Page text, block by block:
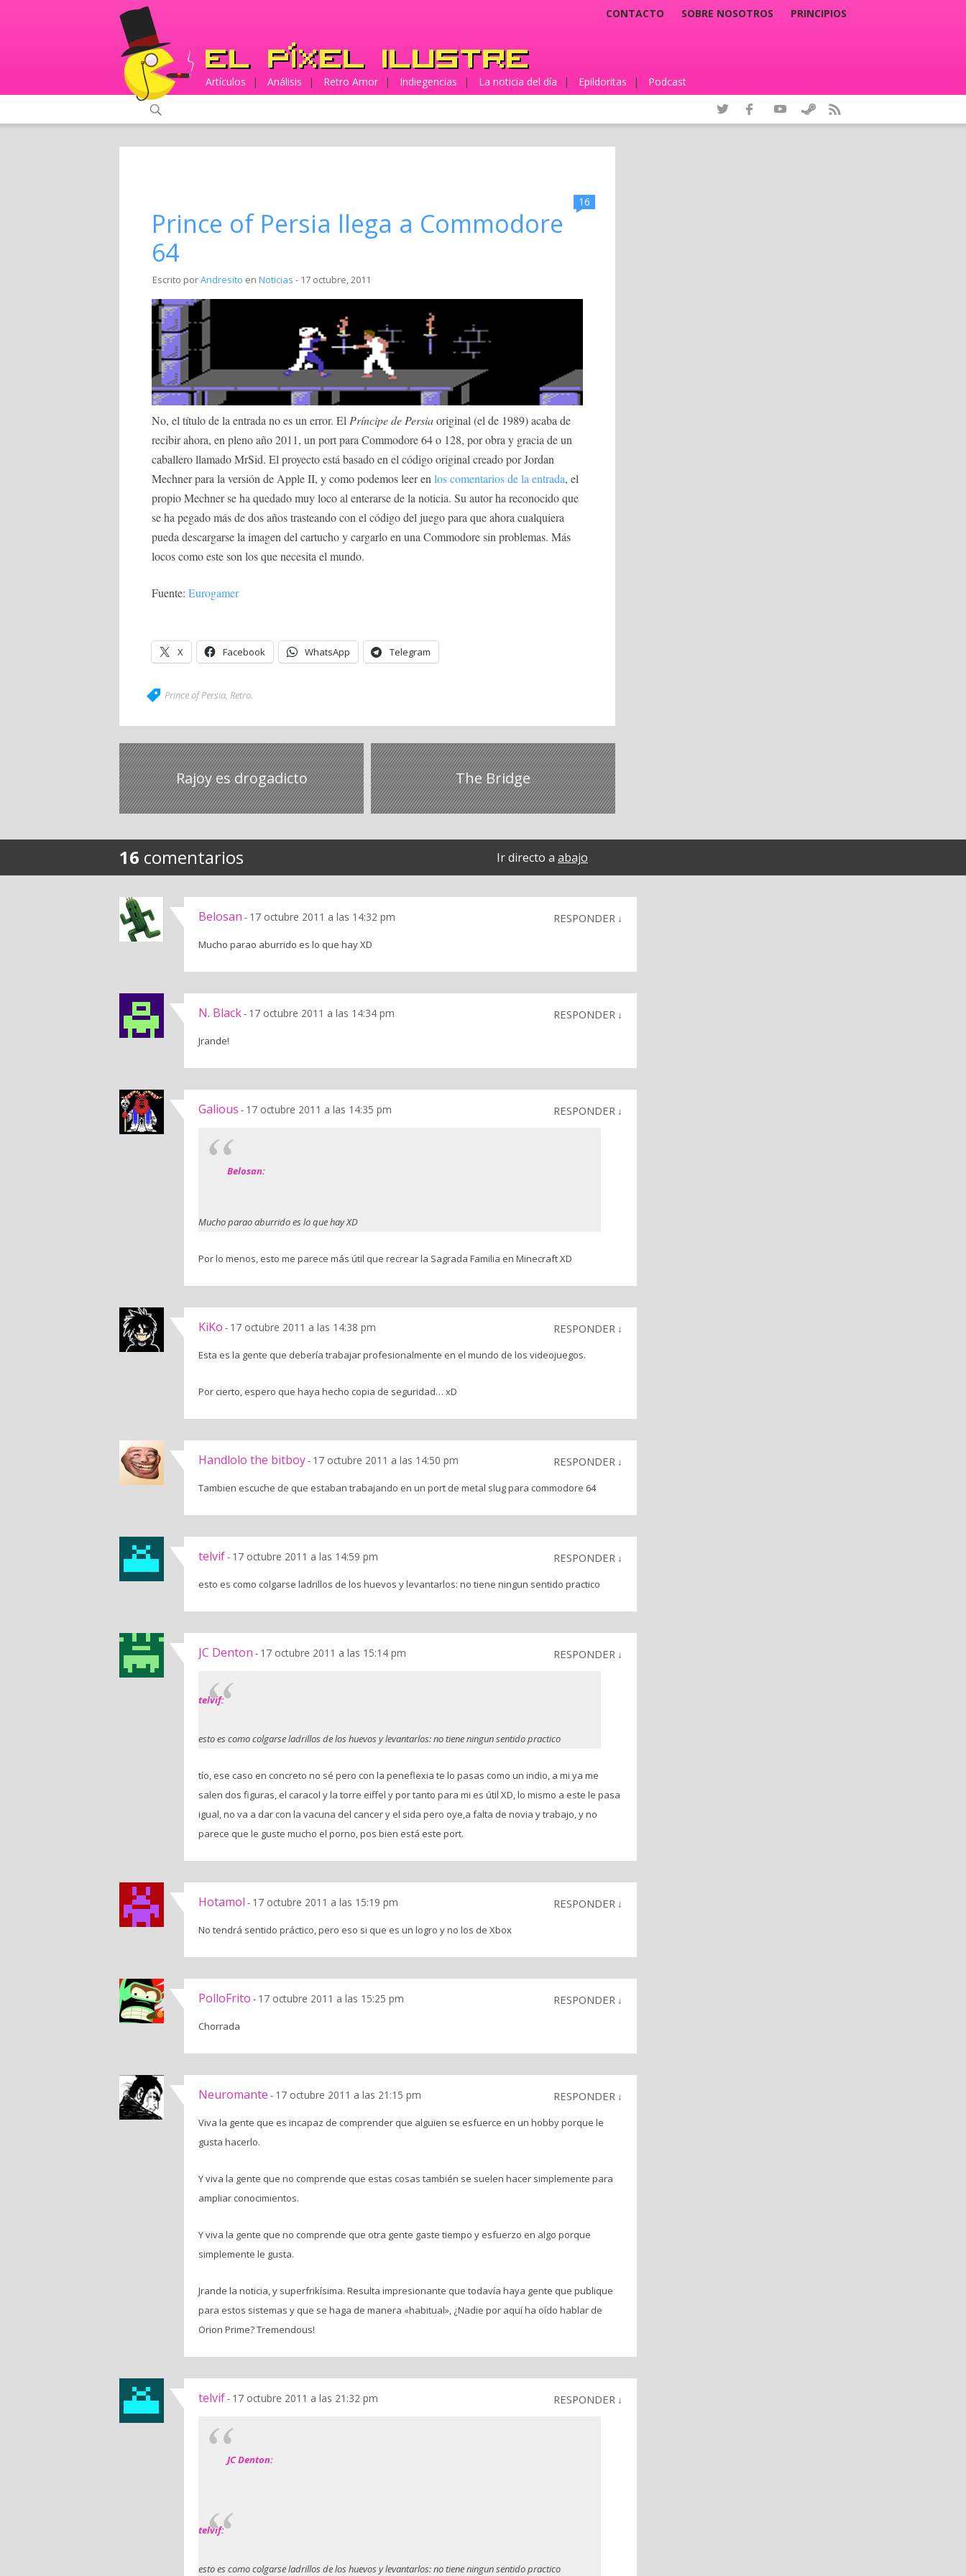
CONTACTO SOBRE NOSOTROS PRINCIPIOS
Artículos | Análisis | Retro Amor | Indiegencias | La noticia del día | Epildoritas | Podcast
16
Prince of Persia llega a Commodore
64
Escrito porAndresito en Noticias - 17 octubre, 2011
No, el título de la entrada no es un error. El Príncipe de Persiaoriginal (el de 1989) acaba de
recibir ahora, en pleno año 2011, un port para Commodore 64 o 128, por obra y gracia de un
caballero llamado MrSid. El proyecto está basado en el código original creado por Jordan
Mechner para la versión de Apple II, y como podemos leer en los comentarios de la entrada, el
propio Mechner se ha quedado muy loco al enterarse de la noticia. Su autor ha reconocido que
se ha pegado más de dos años trasteando con el código del juego para que ahora cualquiera
pueda descargarse la imagen del cartucho y cargarlo en una Commodore sin problemas. Más
locos como este son los que necesita el mundo.
Fuente: Eurogamer
X Facebook WhatsApp Telegram
Prince of Persia, Retro.
Rajoy es drogadicto The Bridge
16 comentarios Ir directo a abajo
Belosan - 17 octubre 2011 a las 14:32 pm RESPONDER ↓
Mucho parao aburrido es lo que hay XD
N. Black- 17 octubre 2011 a las 14:34 pm RESPONDER ↓
Jrande!
Galious - 17 octubre 2011 a las 14:35 pm RESPONDER ↓
Belosan:
Mucho parao aburrido es lo que hay XD
Por lo menos, esto me parece más útil que recrear la Sagrada Familia en Minecraft XD
KiKo - 17 octubre 2011 a las 14:38 pm RESPONDER ↓
Esta es la gente que debería trabajar profesionalmente en el mundo de los videojuegos.
Por cierto, espero que haya hecho copia de seguridad… xD
Handlolo the bitboy- 17 octubre 2011 a las 14:50 pm RESPONDER ↓
Tambien escuche de que estaban trabajando en un port de metal slug para commodore 64
telvif- 17 octubre 2011 a las 14:59 pm RESPONDER ↓
esto es como colgarse ladrillos de los huevos y levantarlos: no tiene ningun sentido practico
JC Denton - 17 octubre 2011 a las 15:14 pm RESPONDER ↓
telvif:
esto es como colgarse ladrillos de los huevos y levantarlos: no tiene ningun sentido practico
tío, ese caso en concreto no sé pero con la peneflexia te lo pasas como un indio, a mi ya me
salen dos figuras, el caracol y la torre eiffel y por tanto para mi es útil XD, lo mismo a este le pasa
igual, no va a dar con la vacuna del cancer y el sida pero oye,a falta de novia y trabajo, y no
parece que le guste mucho el porno, pos bien está este port.
Hotamol - 17 octubre 2011 a las 15:19 pm RESPONDER ↓
No tendrá sentido práctico, pero eso si que es un logro y no los de Xbox
PolloFrito - 17 octubre 2011 a las 15:25 pm RESPONDER ↓
Chorrada
Neuromante - 17 octubre 2011 a las 21:15 pm RESPONDER ↓
Viva la gente que es incapaz de comprender que alguien se esfuerce en un hobby porque le
gusta hacerlo.
Y viva la gente que no comprende que estas cosas también se suelen hacer simplemente para
ampliar conocimientos.
Y viva la gente que no comprende que otra gente gaste tiempo y esfuerzo en algo porque
simplemente le gusta.
Jrande la noticia, y superfrikísima. Resulta impresionante que todavía haya gente que publique
para estos sistemas y que se haga de manera «habitual», ¿Nadie por aquí ha oído hablar de
Orion Prime? Tremendous!
telvif- 17 octubre 2011 a las 21:32 pm RESPONDER ↓
JC Denton:
telvif:
esto es como colgarse ladrillos de los huevos y levantarlos: no tiene ningun sentido practico